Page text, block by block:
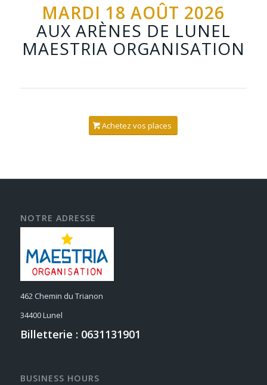
MARDI 18 AOÛT 2026
AUX ARÈNES DE LUNEL
MAESTRIA ORGANISATION
Achetez vos places
NOTRE ADRESSE
462 Chemin du Trianon
34400 Lunel
Billetterie : 0631131901
BUSINESS HOURS